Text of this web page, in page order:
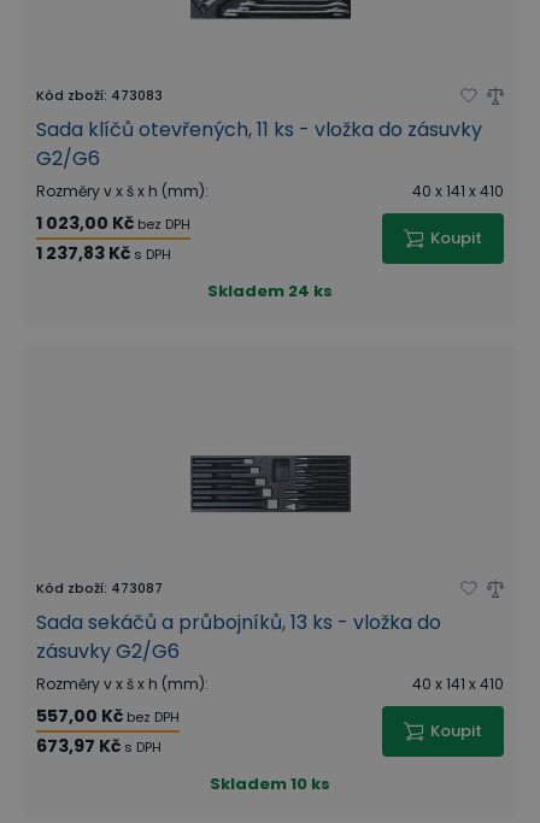
Kód zboží: 473083
Sada klíčů otevřených, 11 ks - vložka do zásuvky
G2/G6
Rozměry v x š x h (mm): 40 x 141 x 410
1 023,00 Kč bez DPH
1 237,83 Kč s DPH
Koupit
Skladem 24 ks
Kód zboží: 473087
Sada sekáčů a průbojníků, 13 ks - vložka do
zásuvky G2/G6
Rozměry v x š x h (mm): 40 x 141 x 410
557,00 Kč bez DPH
673,97 Kč s DPH
Koupit
Skladem10 ks